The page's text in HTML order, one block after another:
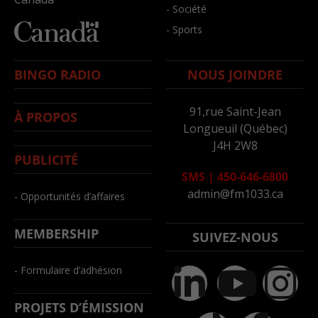
- Société
- Sports
BINGO RADIO
À PROPOS
PUBLICITÉ
- Opportunités d’affaires
MEMBERSHIP
- Formulaire d’adhésion
PROJETS D’ÉMISSION
NOUS JOINDRE
91,rue Saint-Jean
Longueuil (Québec)
J4H 2W8
SMS | 450-646-6800
admin@fm1033.ca
SUIVEZ-NOUS